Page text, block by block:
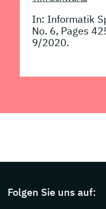
In: Informatik
No. 6, Pages
9/2020.
Folgen Sie uns auf: